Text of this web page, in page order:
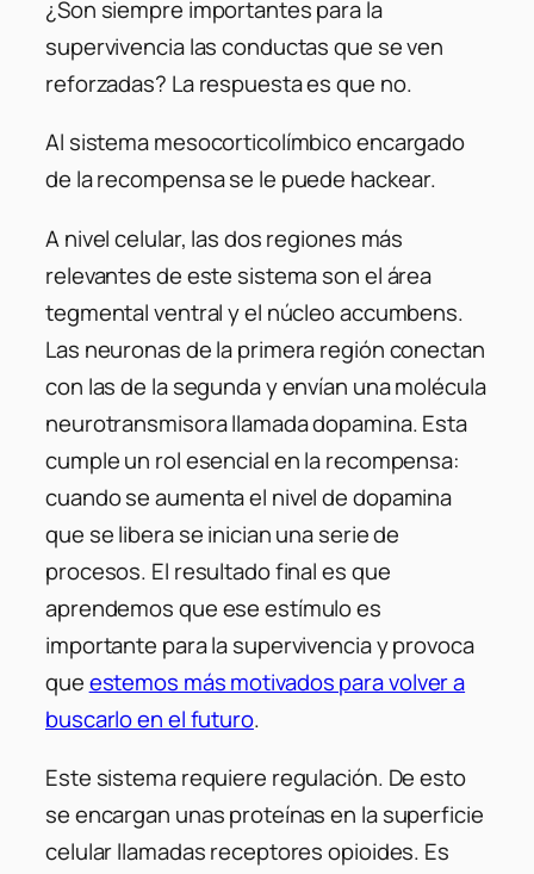
¿Son siempre importantes para la
supervivencia las conductas que se ven
reforzadas? La respuesta es que no.
Al sistema mesocorticolímbico encargado
de la recompensa se le puede hackear.
A nivel celular, las dos regiones más
relevantes de este sistema son el área
tegmental ventral y el núcleo accumbens.
Las neuronas de la primera región conectan
con las de la segunda y envían una molécula
neurotransmisora llamada dopamina. Esta
cumple un rol esencial en la recompensa:
cuando se aumenta el nivel de dopamina
que se libera se inician una serie de
procesos. El resultado final es que
aprendemos que ese estímulo es
importante para la supervivencia y provoca
queestemos más motivados para volver a
buscarlo en el futuro.
Este sistema requiere regulación. De esto
se encargan unas proteínas en la superficie
celular llamadas receptores opioides. Es